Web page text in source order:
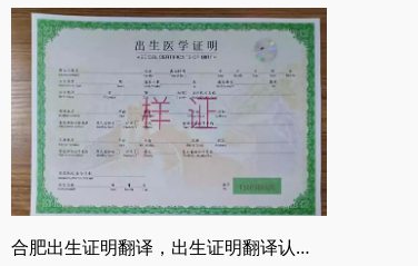
合肥出生证明翻译，出生证明翻译认证流程